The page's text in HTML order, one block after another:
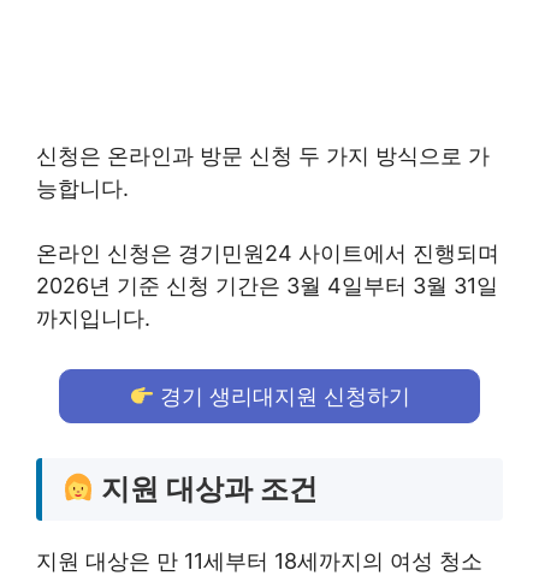
신청은 온라인과 방문 신청 두 가지 방식으로 가
능합니다.
온라인 신청은 경기민원24 사이트에서 진행되며
2026년 기준 신청 기간은 3월 4일부터 3월 31일
까지입니다.
경기 생리대지원 신청하기
지원 대상과 조건
지원 대상은 만 11세부터 18세까지의 여성 청소